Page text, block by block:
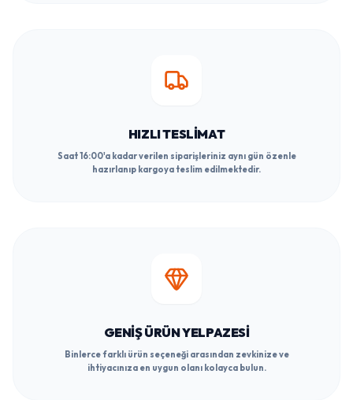
HIZLI TESLIMAT
Saat 16:00'a kadar verilen siparişleriniz aynı gün özenle
hazırlanıp kargoya teslim edilmektedir.
GENIŞ ÜRÜN YELPAZESI
Binlerce farklı ürün seçeneği arasından zevkinize ve
ihtiyacınıza en uygun olanı kolayca bulun.